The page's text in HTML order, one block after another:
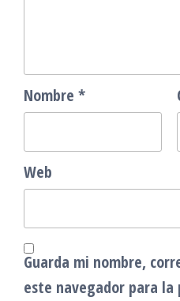
Nombre *
Web
Guarda mi nombre,
este navegador para la